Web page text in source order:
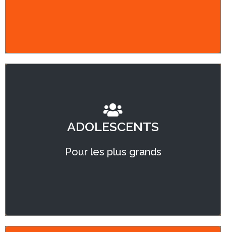
ADOLESCENTS
Pour les plus grands
APPRENDRE À TROUVER SA
PLACE DANS UN GROUPE
Libérer des émotions (préparation